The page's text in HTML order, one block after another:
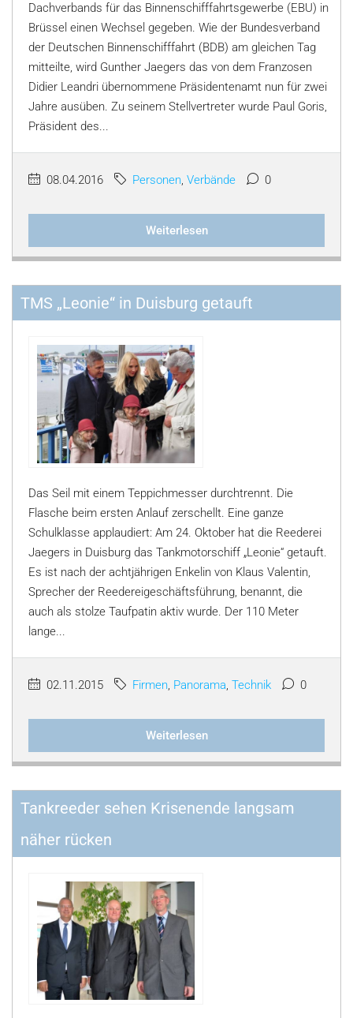
Dachverbands für das Binnenschifffahrtsgewerbe (EBU) in
Brüssel einen Wechsel gegeben. Wie der Bundesverband
der Deutschen Binnenschifffahrt (BDB) am gleichen Tag
mitteilte, wird Gunther Jaegers das von dem Franzosen
Didier Leandri übernommene Präsidentenamt nun für zwei
Jahre ausüben. Zu seinem Stellvertreter wurde Paul Goris,
Präsident des...
08.04.2016 Personen, Verbände 0
Weiterlesen
TMS „Leonie“ in Duisburg getauft
Das Seil mit einem Teppichmesser durchtrennt. Die
Flasche beim ersten Anlauf zerschellt. Eine ganze
Schulklasse applaudiert: Am 24. Oktober hat die Reederei
Jaegers in Duisburg das Tankmotorschiff „Leonie“ getauft.
Es ist nach der achtjährigen Enkelin von Klaus Valentin,
Sprecher der Reedereigeschäftsführung, benannt, die
auch als stolze Taufpatin aktiv wurde. Der 110 Meter
lange...
02.11.2015 Firmen, Panorama, Technik 0
Weiterlesen
Tankreeder sehen Krisenende langsam
näher rücken